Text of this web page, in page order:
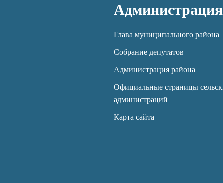
Администрация
Глава муниципального района
Собрание депутатов
Администрация района
Официальные страницы
администраций
Карта сайта